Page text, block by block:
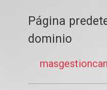
Página
dominio